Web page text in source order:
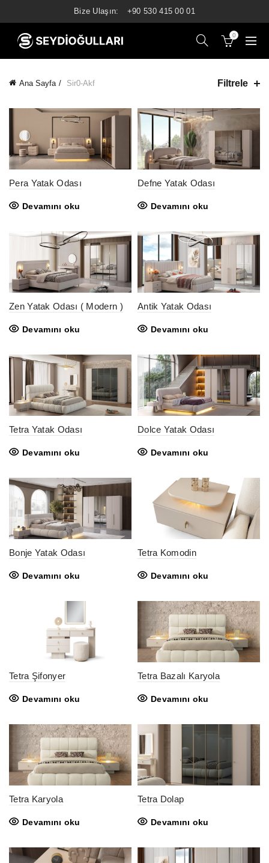
Bize Ulaşın: +90 530 415 00 01
0
Ana Sayfa Sir0-Akf Filtrele
Pera Yatak Odası
Devamını oku
Defne Yatak Odası
Devamını oku
Zen Yatak Odası ( Modern )
Devamını oku
Antik Yatak Odası
Devamını oku
Tetra Yatak Odası
Devamını oku
Dolce Yatak Odası
Devamını oku
Bonje Yatak Odası
Devamını oku
Tetra Komodin
Devamını oku
Tetra Şifonyer
Devamını oku
Tetra Bazalı Karyola
Devamını oku
Tetra Karyola
Devamını oku
Tetra Dolap
Devamını oku